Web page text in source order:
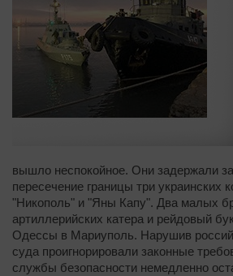
вышло неспокойное. Они задержали
пересечение границы три украинских
"Никополь" и "Яны Капу". Два малых
артиллерийских катера и рейдовый
Одессы в Мариуполь. Нарушив
суда проигнорировали законные
службы безопасности немедленно